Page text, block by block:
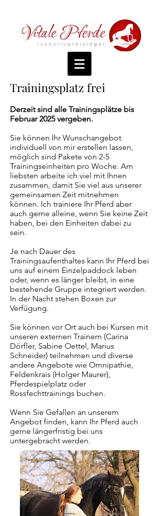
Trainingsplatz frei
Derzeit sind alle Trainingsplätze bis
Februar 2025 vergeben.
Sie können Ihr Wunschangebot
individuell von mir erstellen lassen,
möglich sind Pakete von 2-5
Trainingseinheiten pro Woche. Am
liebsten arbeite ich viel mit Ihnen
zusammen, damit Sie viel aus unserer
gemeinsamen Zeit mitnehmen
können. Ich trainiere Ihr Pferd aber
auch gerne alleine, wenn Sie keine Zeit
haben, bei den Einheiten dabei zu
sein.
Je nach Dauer des
Trainingsaufenthaltes kann Ihr Pferd bei
uns auf einem Einzelpaddock leben
oder, wenn es länger bleibt, in eine
bestehende Gruppe integriert werden.
In der Nacht stehen Boxen zur
Verfügung.
Sie können vor Ort auch bei Kursen mit
unseren externen Trainern (Carina
Dörfler, Sabine Oettel, Marius
Schneider) teilnehmen und diverse
andere Angebote wie Omnipathie,
Feldenkrais (Holger Maurer),
Pferdespielplatz oder
Rossfechttrainings buchen.
Wenn Sie Gefallen an unserem
Angebot finden, kann Ihr Pferd auch
gerne längerfristig bei uns
untergebracht werden.